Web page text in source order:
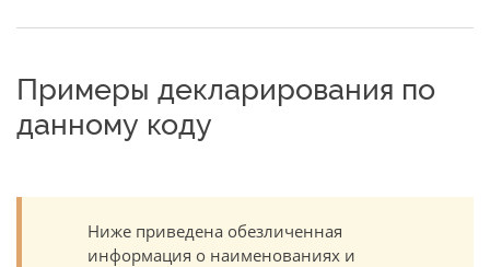
Примеры декларирования по
данному коду
Ниже приведена обезличенная
информация о наименованиях и